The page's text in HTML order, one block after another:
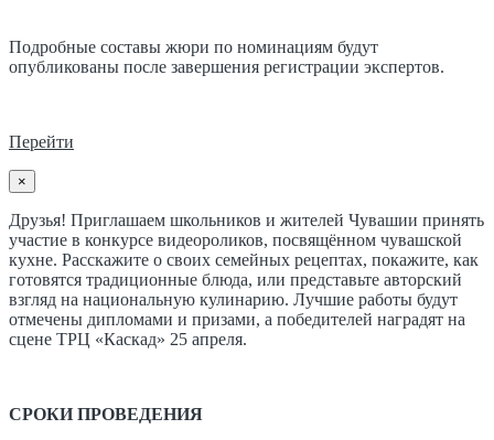
Подробные составы жюри по номинациям будут
опубликованы после завершения регистрации экспертов.
Перейти
×
Друзья! Приглашаем школьников и жителей Чувашии принять
участие в конкурсе видеороликов, посвящённом чувашской
кухне. Расскажите о своих семейных рецептах, покажите, как
готовятся традиционные блюда, или представьте авторский
взгляд на национальную кулинарию. Лучшие работы будут
отмечены дипломами и призами, а победителей наградят на
сцене ТРЦ «Каскад» 25 апреля.
СРОКИ ПРОВЕДЕНИЯ